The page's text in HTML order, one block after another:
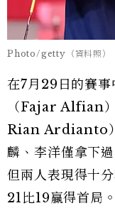
Photo/getty（資料照）
在7月29日的賽
（Fajar Alfian
Rian Ardianto）
麟、李洋僅拿下
但兩人表現得十
21比19贏得首局